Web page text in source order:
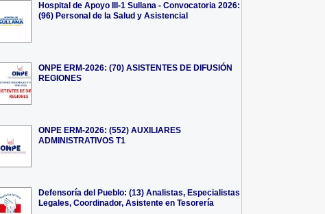
Hospital de Apoyo III-1 Sullana - Convocatoria 2026:
(96) Personal de la Salud y Asistencial
ONPE ERM-2026: (70) ASISTENTES DE DIFUSIÓN
REGIONES
ONPE ERM-2026: (552) AUXILIARES
ADMINISTRATIVOS T1
Defensoría del Pueblo: (13) Analistas, Especialistas
Legales, Coordinador, Asistente en Tesorería